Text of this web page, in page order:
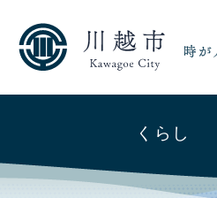
くらし